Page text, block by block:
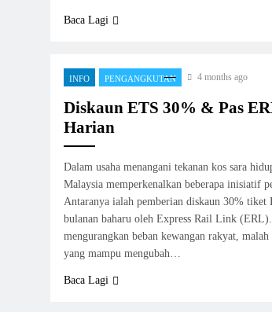
Baca Lagi
INFO PENGANGKUTAN 4 months ago
Diskaun ETS 30% & Pas
Harian
Dalam usaha menangani tekanan kos sara
Malaysia memperkenalkan beberapa inisiatif
Antaranya ialah pemberian diskaun 30% tiket
bulanan baharu oleh Express Rail Link
mengurangkan beban kewangan rakyat,
yang mampu mengubah…
Baca Lagi